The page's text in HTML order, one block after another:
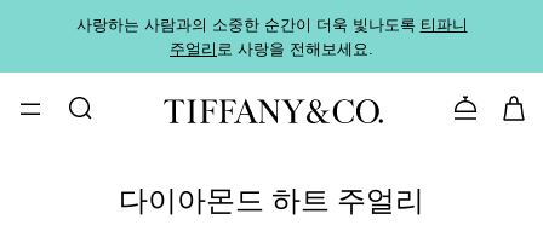
사랑하는 사람과의 소중한 순간이 더욱 빛나도록 티파니
주얼리로 사랑을 전해보세요.
문의하기
다이아몬드 하트 주얼리